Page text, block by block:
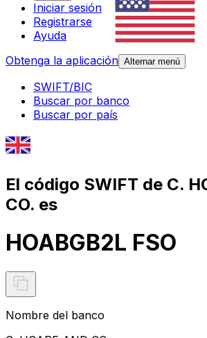
Iniciar sesión
Registrarse
Ayuda
Obtenga la aplicación Alternar menú
SWIFT/BIC
Buscar por banco
Buscar por país
El código SWIFT de C.
CO. es
HOABGB2L FSO
Nombre del banco